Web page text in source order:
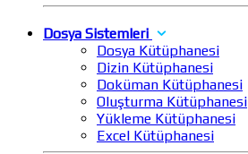
Dosya Sistemleri
Dosya Kütüphanesi
Dizin Kütüphanesi
Doküman Kütüphanesi
Oluşturma Kütüphanesi
Yükleme Kütüphanesi
Excel Kütüphanesi